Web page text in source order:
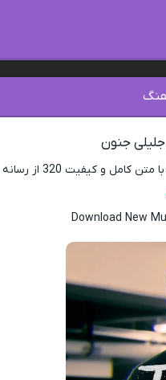
جنون
همراه با متن کامل و کیفیت 320 از رسانه
Download New